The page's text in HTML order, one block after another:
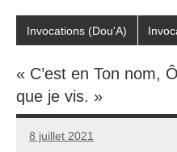
Invocations (Dou'A)
« C’est en Ton nom,
que je vis. »
8 juillet 2021
prieres